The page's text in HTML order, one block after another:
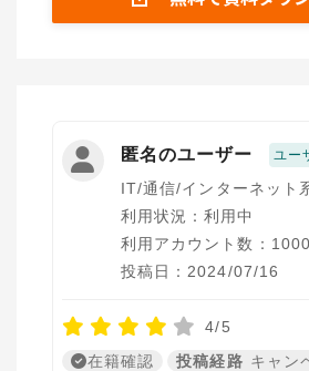
匿名のユーザー ユー
IT/通信/インターネット
利用状況：利用中
利用アカウント数：
投稿日：2024/07/16
4/5
在籍確認
投稿経路 キャン